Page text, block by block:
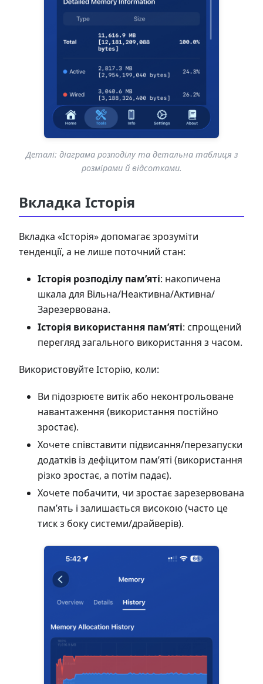
Деталі: діаграма розподілу та детальна таблиця з
розмірами й відсотками.
Вкладка Історія
Вкладка «Історія» допомагає зрозуміти
тенденції, а не лише поточний стан:
Історія розподілу пам’яті: накопичена
шкала для Вільна/Неактивна/Активна/
Зарезервована.
Історія використання пам’яті: спрощений
перегляд загального використання з часом.
Використовуйте Історію, коли:
Ви підозрюєте витік або неконтрольоване
навантаження (використання постійно
зростає).
Хочете співставити підвисання/перезапуски
додатків із дефіцитом пам’яті (використання
різко зростає, а потім падає).
Хочете побачити, чи зростає зарезервована
пам’ять і залишається високою (часто це
тиск з боку системи/драйверів).